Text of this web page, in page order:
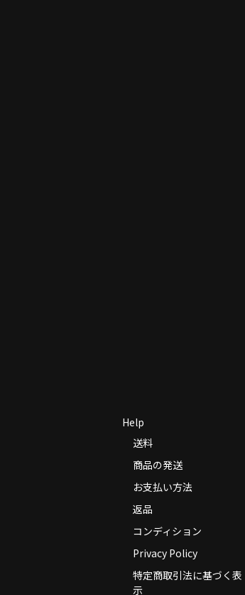
Help
送料
商品の発送
お支払い方法
返品
コンディション
Privacy Policy
特定商取引法に基づく表
示